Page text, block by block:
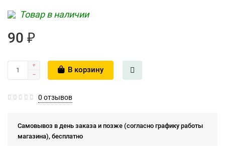
Товар в наличии
90 ₽
В корзину
0 отзывов
Самовывоз в день заказа и позже (согласно графику работы
магазина), бесплатно